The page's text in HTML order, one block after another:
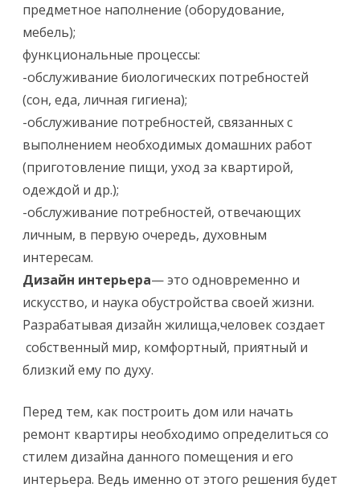
предметное наполнение (оборудование,
мебель);
функциональные процессы:
-обслуживание биологических потребностей
(сон, еда, личная гигиена);
-обслуживание потребностей, связанных с
выполнением необходимых домашних работ
(приготовление пищи, уход за квартирой,
одеждой и др.);
-обслуживание потребностей, отвечающих
личным, в первую очередь, духовным
интересам.
Дизайн интерьера— это одновременно и
искусство, и наука обустройства своей жизни.
Разрабатывая дизайн жилища,человек создает
собственный мир, комфортный, приятный и
близкий ему по духу.
Перед тем, как построить дом или начать
ремонт квартиры необходимо определиться со
стилем дизайна данного помещения и его
интерьера. Ведь именно от этого решения будет